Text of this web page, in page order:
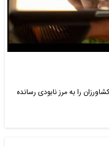
را به مرز نابودی رسانده